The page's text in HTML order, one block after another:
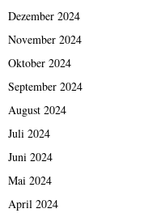
Dezember 2024
November 2024
Oktober 2024
September 2024
August 2024
Juli 2024
Juni 2024
Mai 2024
April 2024